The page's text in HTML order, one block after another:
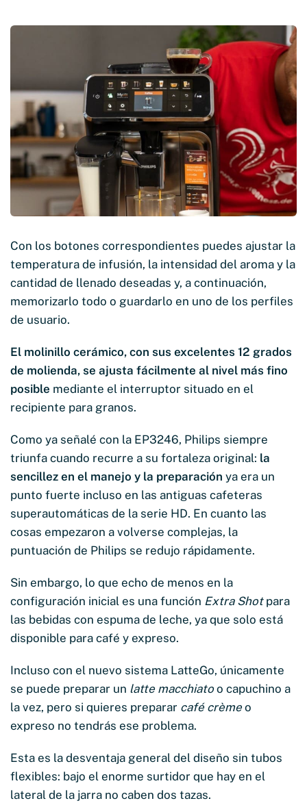
Con los botones correspondientes puedes ajustar la
temperatura de infusión, la intensidad del aroma y la
cantidad de llenado deseadas y, a continuación,
memorizarlo todo o guardarlo en uno de los perfiles
de usuario.
El molinillo cerámico, con sus excelentes 12 grados
de molienda, se ajusta fácilmente al nivel más fino
posible mediante el interruptor situado en el
recipiente para granos.
Como ya señalé con la EP3246, Philips siempre
triunfa cuando recurre a su fortaleza original: la
sencillez en el manejo y la preparación ya era un
punto fuerte incluso en las antiguas cafeteras
superautomáticas de la serie HD. En cuanto las
cosas empezaron a volverse complejas, la
puntuación de Philips se redujo rápidamente.
Sin embargo, lo que echo de menos en la
configuración inicial es una función Extra Shotpara
las bebidas con espuma de leche, ya que solo está
disponible para café y expreso.
Incluso con el nuevo sistema LatteGo, únicamente
se puede preparar un latte macchiatoo capuchino a
la vez, pero si quieres preparar café crème o
expreso no tendrás ese problema.
Esta es la desventaja general del diseño sin tubos
flexibles: bajo el enorme surtidor que hay en el
lateral de la jarra no caben dos tazas.